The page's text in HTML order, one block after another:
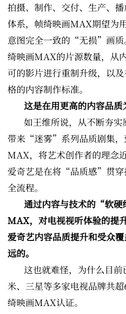
拍摄、制作、交付、生产、
体系，帧绮映画MAX期望为
意图完全一致的“无损”画质
绮映画MAX的片源数量，从
可的影片进行重制升级，以
格的内容制作标准。
这是在用更高的内容品质
如王维所说，从不断夯
带来“迷雾”系列品质剧集，
MAX，将艺术创作者的理念
爱奇艺是在将“品质感”贯穿
全流程。
通过内容与技术的“软
MAX，对电视视听体验的提
爱奇艺内容品质提升和受众
远的。
这也就难怪，为什么目
米、三星等多家电视品牌共
绮映画MAX认证。